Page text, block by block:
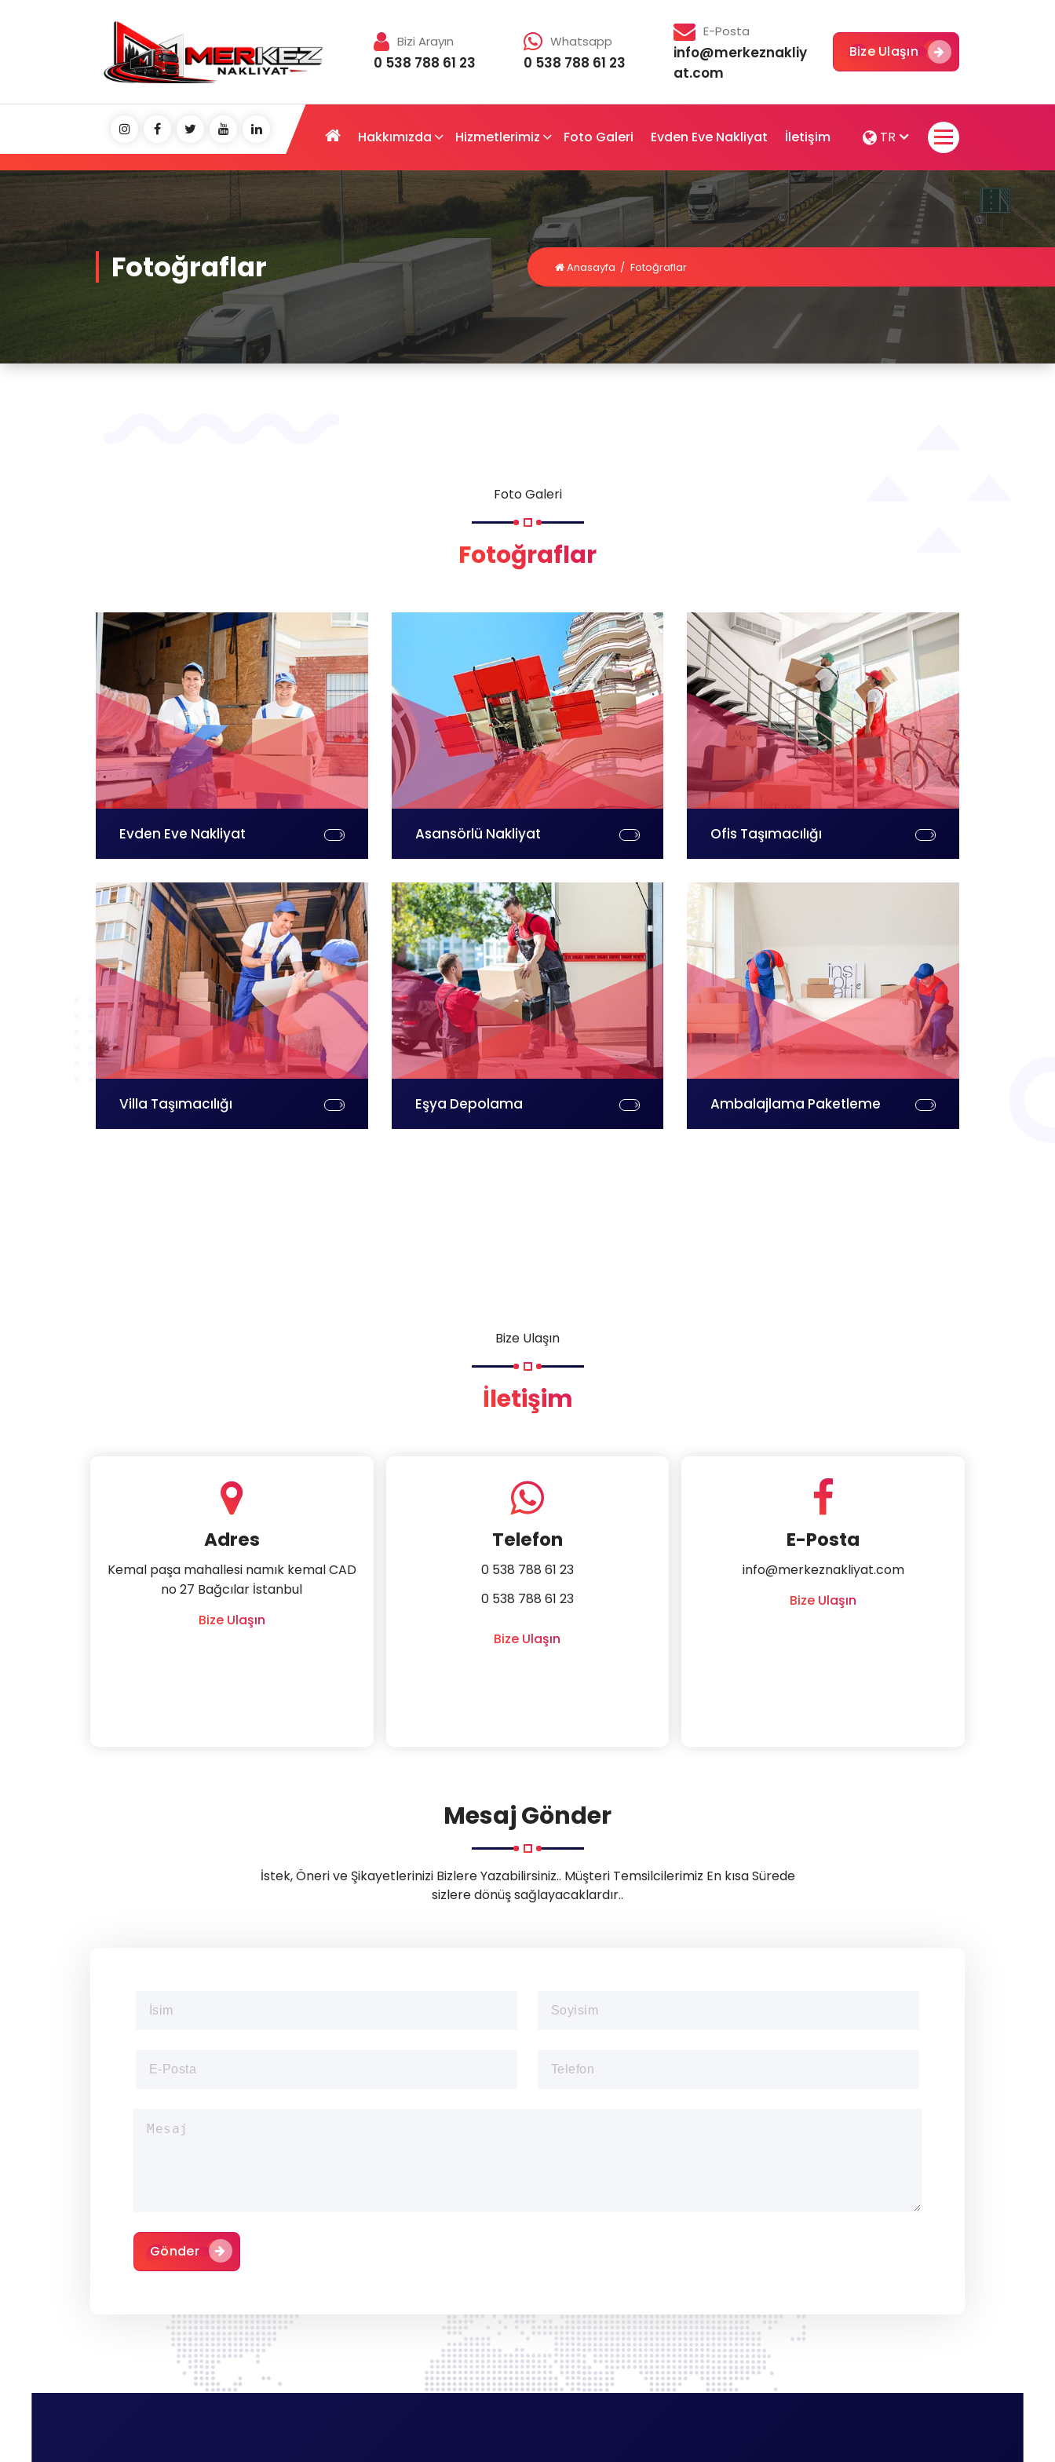
Bizi Arayın
0 538 788 61 23
Whatsapp
0 538 788 61 23
E-Posta
info@merkeznakliy
at.com
Bize Ulaşın
Hakkımızda Hizmetlerimiz Foto Galeri Evden Eve Nakliyat İletişim TR
Fotoğraflar Anasayfa / Fotoğraflar
Foto Galeri
Fotoğraflar
Evden Eve Nakliyat Asansörlü Nakliyat Ofis Taşımacılığı
Villa Taşımacılığı Eşya Depolama Ambalajlama Paketleme
Bize Ulaşın
İletişim
Adres
Kemal paşa mahallesi namık kemal CAD
no 27 Bağcılar İstanbul
Bize Ulaşın
Telefon
0 538 788 61 23
0 538 788 61 23
Bize Ulaşın
E-Posta
info@merkeznakliyat.com
Bize Ulaşın
Mesaj Gönder
İstek, Öneri ve Şikayetlerinizi Bizlere Yazabilirsiniz.. Müşteri Temsilcilerimiz En kısa Sürede
sizlere dönüş sağlayacaklardır..
Gönder